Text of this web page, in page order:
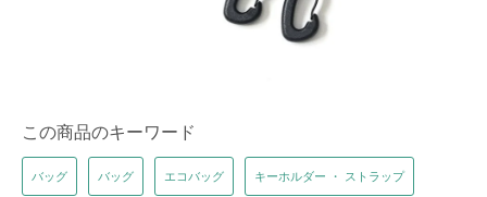
この商品のキーワード
バッグ バッグ エコバッグ キーホルダー ・ ストラップ